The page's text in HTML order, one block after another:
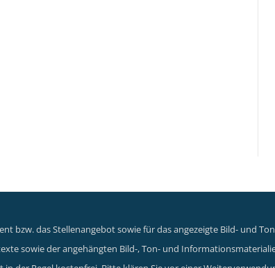
bzw. das Stellenangebot sowie für das angezeigte Bild- und
sowie der angehängten Bild-, Ton- und